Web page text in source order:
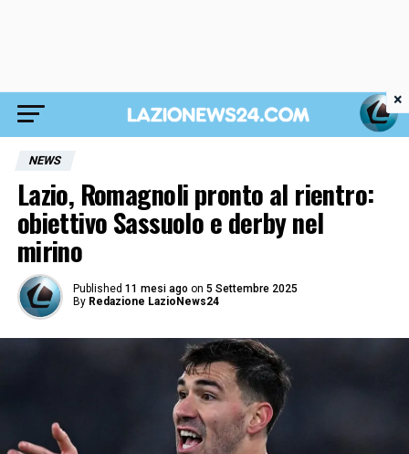
NEWS
Lazio, Romagnoli pronto al rientro:
obiettivo Sassuolo e derby nel
mirino
Published 11 mesi ago on 5 Settembre 2025
By Redazione LazioNews24
×